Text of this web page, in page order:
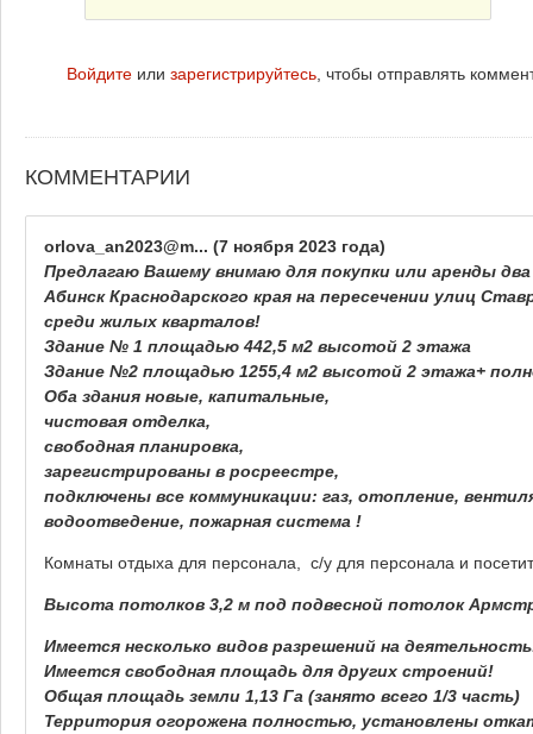
Войдите или зарегистрируйтесь, чтобы отправлять
КОММЕНТАРИИ
orlova_an2023@m... (7 ноября 2023 года)
Предлагаю Вашему внимаю для покупки или аренды
Абинск Краснодарского края на пересечении улиц
среди жилых кварталов!
Здание № 1 площадью 442,5 м2 высотой 2 этажа
Здание №2 площадью 1255,4 м2 высотой 2 этажа+
Оба здания новые, капитальные,
чистовая отделка,
свободная планировка,
зарегистрированы в росреестре,
подключены все коммуникации: газ, отопление,
водоотведение, пожарная система !
Комнаты отдыха для персонала, с/у для персонала и
Высота потолков 3,2 м под подвесной потолок
Имеется несколько видов разрешений на
Имеется свободная площадь для других строений!
Общая площадь земли 1,13 Га (занято всего 1/3 часть)
Территория огорожена полностью, установлены